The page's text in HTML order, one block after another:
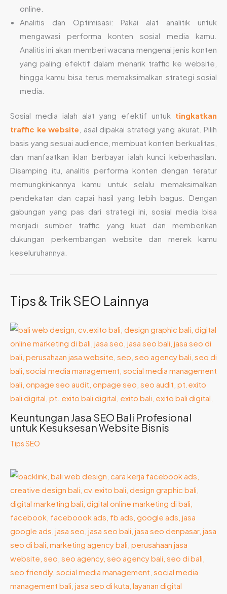
online.
Analitis dan Optimisasi: Pakai alat analitik untuk
mengawasi performa konten sosial media kamu.
Analitis ini akan memberi wacana mengenai jenis konten
yang paling efektif dalam menarik traffic ke website,
hingga kamu bisa terus memaksimalkan strategi sosial
media.
Sosial media ialah alat yang efektif untuk tingkatkan
traffic ke website , asal dipakai strategi yang akurat. Pilih
basis yang sesuai audience, membuat konten berkualitas,
dan manfaatkan iklan berbayar ialah kunci keberhasilan.
Disamping itu, analitis performa konten dengan teratur
memungkinkannya kamu untuk selalu memaksimalkan
pendekatan dan capai hasil yang lebih bagus. Dengan
gabungan yang pas dari strategi ini, sosial media bisa
menjadi sumber traffic yang kuat dan memberikan
dukungan perkembangan website dan merek kamu
keseluruhannya.
Tips & Trik SEO Lainnya
Keuntungan Jasa SEO Bali Profesional
untuk Kesuksesan Website Bisnis
Tips SEO